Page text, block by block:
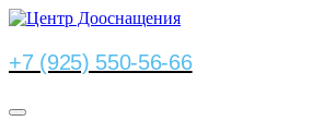
+7 (925) 550-56-66